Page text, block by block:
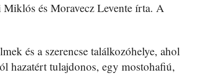
és Moravecz Levente írta. A
és a szerencse találkozóhelye, ahol
hazatért tulajdonos, egy mostohafiú,